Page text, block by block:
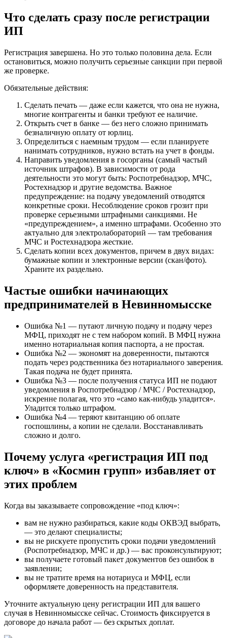
Что сделать сразу после регистрации
ИП
Регистрация завершена. Но это только половина дела. Если
остановиться, можно получить серьезные санкции при первой
же проверке.
Обязательные действия:
Сделать печать — даже если кажется, что она не нужна,
многие контрагенты и банки требуют ее наличие.
Открыть счет в банке — без него сложно принимать
безналичную оплату от юрлиц.
Определиться с наемным трудом — если планируете
нанимать сотрудников, нужно встать на учет в фонды.
Направить уведомления в госорганы (самый частый
источник штрафов). В зависимости от рода
деятельности это могут быть: Роспотребнадзор, МЧС,
Ростехнадзор и другие ведомства. Важное
предупреждение: на подачу уведомлений отводятся
конкретные сроки. Несоблюдение сроков грозит при
проверке серьезными штрафными санкциями. Не
«предупреждением», а именно штрафами. Особенно это
актуально для электролабораторий — там требования
МЧС и Ростехнадзора жесткие.
Сделать копии всех документов, причем в двух видах:
бумажные копии и электронные версии (скан/фото).
Храните их раздельно.
Частые ошибки начинающих
предпринимателей в Невинномысске
Ошибка №1 — путают личную подачу и подачу через
МФЦ, приходят не с тем набором копий. В МФЦ нужна
именно нотариальная копия паспорта, а не простая.
Ошибка №2 — экономят на доверенности, пытаются
подать через родственника без нотариального заверения.
Такая подача не будет принята.
Ошибка №3 — после получения статуса ИП не подают
уведомления в Роспотребнадзор / МЧС / Ростехнадзор,
искренне полагая, что это «само как-нибудь уладится».
Уладится только штрафом.
Ошибка №4 — теряют квитанцию об оплате
госпошлины, а копии не сделали. Восстанавливать
сложно и долго.
Почему услуга «регистрация ИП под
ключ» в «Космин групп» избавляет от
этих проблем
Когда вы заказываете сопровождение «под ключ»:
вам не нужно разбираться, какие коды ОКВЭД выбрать,
— это делают специалисты;
вы не рискуете пропустить сроки подачи уведомлений
(Роспотребнадзор, МЧС и др.) — вас проконсультируют;
вы получаете готовый пакет документов без ошибок в
заявлении;
вы не тратите время на нотариуса и МФЦ, если
оформляете доверенность на представителя.
Уточните актуальную цену регистрации ИП для вашего
случая в Невинномысске сейчас. Стоимость фиксируется в
договоре до начала работ — без скрытых доплат.